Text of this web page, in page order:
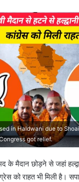
in Haldwani due to
got relief.
के मैदान छोड़ने से जहां
को राहत भी मिली है।